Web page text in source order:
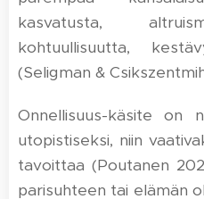
kasvatusta,
kohtuullisuutta,
(Seligman &
Onnellisuus-käsite on
utopistiseksi, niin
tavoittaa (Poutanen
parisuhteen tai elämän